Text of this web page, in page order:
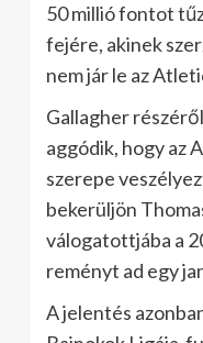
50 millió fontot
fejére, akinek
nem jár le az
Gallagher
aggódik, hogy az
szerepe
bekerüljön
válogatottjába a
reményt ad egy
A jelentés